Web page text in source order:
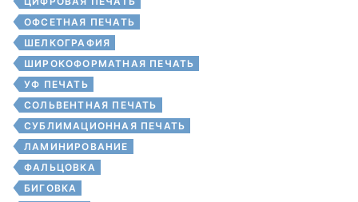
ОФСЕТНАЯ ПЕЧАТЬ
ШЕЛКОГРАФИЯ
ШИРОКОФОРМАТНАЯ ПЕЧАТЬ
УФ ПЕЧАТЬ
СОЛЬВЕНТНАЯ ПЕЧАТЬ
СУБЛИМАЦИОННАЯ ПЕЧАТЬ
ЛАМИНИРОВАНИЕ
ФАЛЬЦОВКА
БИГОВКА